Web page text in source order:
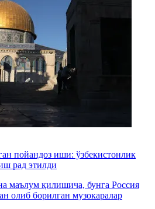
пойандоз иши: ўзбекистонлик
рад этилди
маълум қилишича, бунга Россия
олиб борилган музокаралар